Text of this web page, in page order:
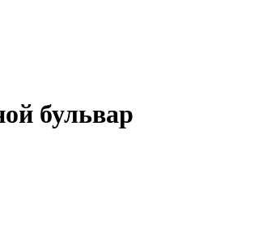
бульвар